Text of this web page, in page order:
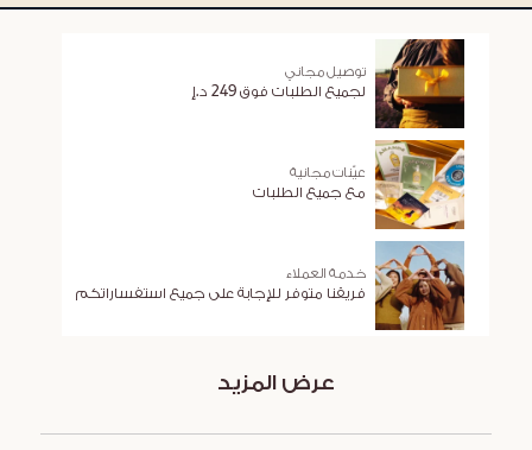
توصيل مجاني
لجميع الطلبات فوق 249 د.إ
عيّنات مجانية
مع جميع الطلبات
خدمة العملاء
فريقنا متوفر للإجابة على جميع استفساراتكم
عرض المزيد